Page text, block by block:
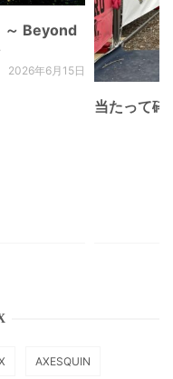
～ Beyond
2026年6月15日
当たって砕
AXESQUIN